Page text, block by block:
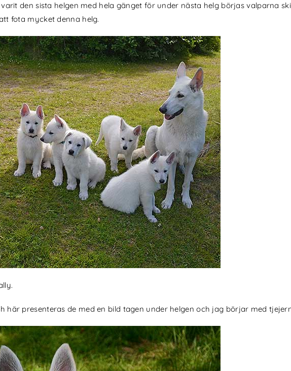
den sista helgen med hela gänget för under nästa helg börjas valparna
fota mycket denna helg.
här presenteras de med en bild tagen under helgen och jag börjar med